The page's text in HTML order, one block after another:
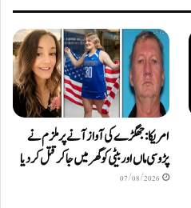
امریکا: جھگڑے کی آواز آنے پر ملزم نے
پڑوسی ماں اور بیٹی کو گھر میں جا کر قتل کر دیا
07/08/2026